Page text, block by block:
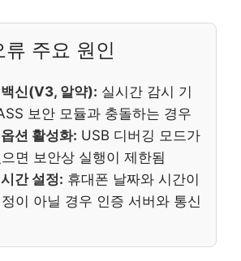
류 주요 원인
신(V3, 알약): 실시간 감시 기
보안 모듈과 충돌하는 경우
션 활성화: USB 디버깅 모드가
면 보안상 실행이 제한됨
간 설정: 휴대폰 날짜와 시간이
이 아닐 경우 인증 서버와 통신